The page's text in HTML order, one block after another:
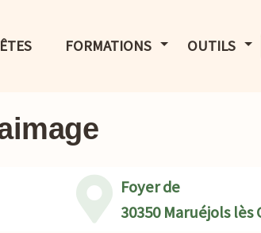
MENU FORMATIONS AFFICHER LE
OUTILS
Foyer de
30350 Maruéjols lès